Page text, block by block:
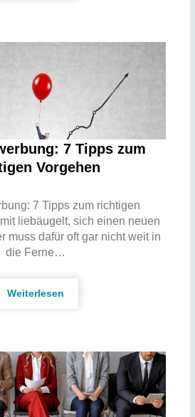
7 Tipps zum
Vorgehen
7 Tipps zum richtigen
liebäugelt, sich einen neuen
muss dafür oft gar nicht weit in
die Ferne…
Weiterlesen